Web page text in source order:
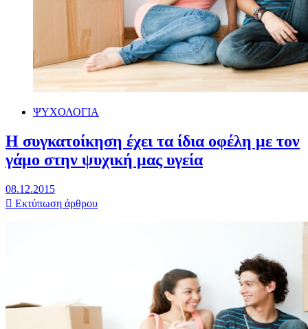
ΨΥΧΟΛΟΓΙΑ
Η συγκατοίκηση έχει τα ίδια οφέλη με τον
γάμο στην ψυχική μας υγεία
08.12.2015
Εκτύπωση άρθρου